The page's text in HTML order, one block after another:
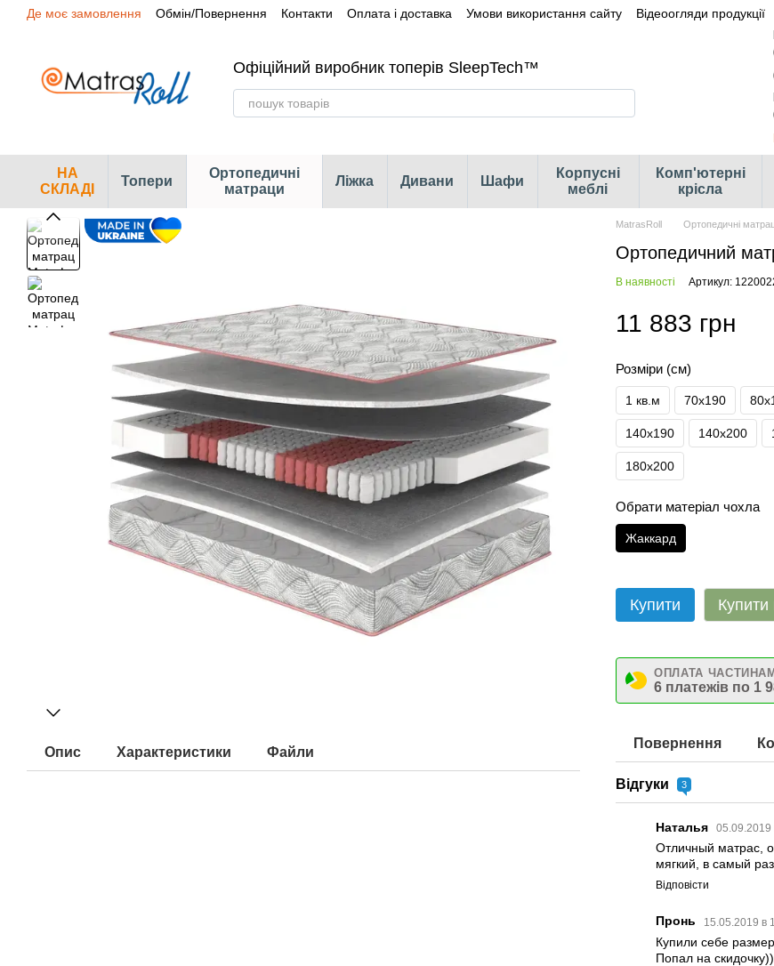
Перейти до основного контенту
Де моє замовлення Обмін/Повернення Контакти Оплата і доставка Умови використання сайту Відеоогляди продукції
Офіційний виробник топерів SleepTech™
НА
СКЛАДІ
Топери
Ортопедичні
матраци
Ліжка Дивани Шафи
Корпусні
меблі
Комп'ютерні
крісла
Опис Характеристики Файли
MatrasRoll Ортопедичні
Ортопедичний
В наявності Артикул:
11 883 грн
Розміри (см)
1 кв.м 70х190
140х190 140х200
180х200
Обрати матеріал чохла
Жаккард
Купити Купити
ОПЛАТА
6 платежів по 1
Повернення
Відгуки 3
Наталья 05.09.2019
Отличный матрас,
мягкий, в самый
Відповісти
Пронь 15.05.2019 в
Купили себе
Попал на